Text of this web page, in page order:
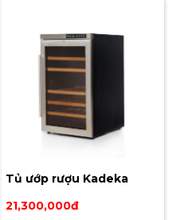
Tủ ướp rượu Kadeka
KA39WR
21,300,000đ